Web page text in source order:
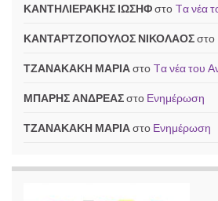
ΚΑΝΤΗΛΙΕΡΑΚΗΣ ΙΩΣΗΦστο Tα νέα
ΚΑΝΤΑΡΤΖΟΠΟΥΛΟΣ ΝΙΚΟΛΑΟΣστο
ΤΖΑΝΑΚΑΚΗ ΜΑΡΙΑστο Tα νέα του
ΜΠΑΡΗΣ ΑΝΔΡΕΑΣστο Ενημέρωση
ΤΖΑΝΑΚΑΚΗ ΜΑΡΙΑστο Ενημέρωση